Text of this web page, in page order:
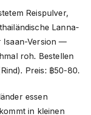
Reispulver,
Lanna-
Isaan-Version —
roh. Bestellen
Preis: ฿50-80.
essen
in kleinen